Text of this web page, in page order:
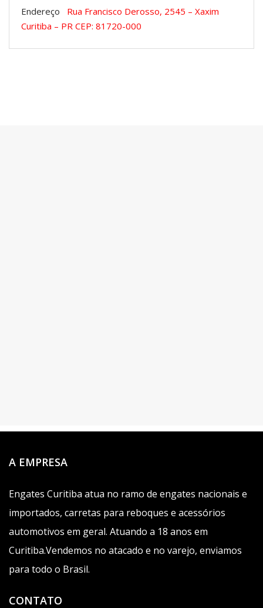
Endereço
Rua Francisco Derosso, 2545 – Xaxim
Curitiba – PR CEP: 81720-000
A EMPRESA
Engates Curitiba atua no ramo de engates nacionais e
importados, carretas para reboques e acessórios
automotivos em geral. Atuando a 18 anos em
Curitiba.Vendemos no atacado e no varejo, enviamos
para todo o Brasil.
CONTATO